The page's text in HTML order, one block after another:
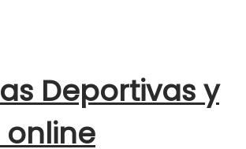
Deportivas y
online